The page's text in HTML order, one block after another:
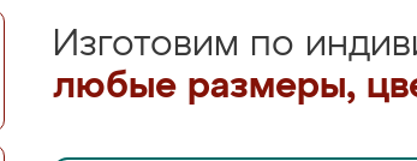
Изготовим по
любые размеры,